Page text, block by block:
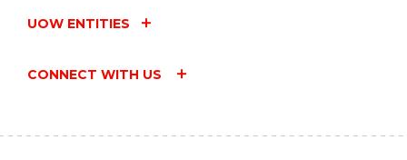
UOW ENTITIES
CONNECT WITH US